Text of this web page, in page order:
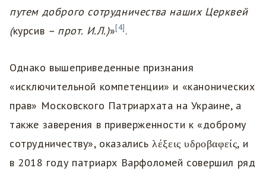
путем доброго сотрудничества наших Церквей
(курсив – прот. И.Л.)»[4].
Однако вышеприведенные признания
«исключительной компетенции» и «канонических
прав» Московского Патриархата на Украине, а
также заверения в приверженности к «доброму
сотрудничеству», оказались λέξεις υδροβαφείς, и
в 2018 году патриарх Варфоломей совершил ряд